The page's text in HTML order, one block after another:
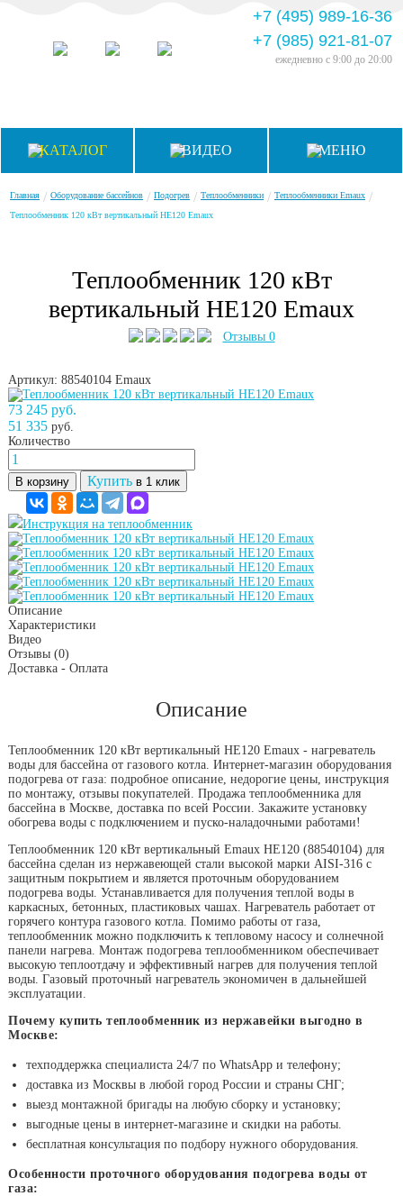
+7 (495) 989-16-36
+7 (985) 921-81-07
ежедневно с 9:00 до 20:00
КАТАЛОГ ВИДЕО МЕНЮ
Главная / Оборудование бассейнов / Подогрев / Теплообменники / Теплообменники Emaux /
Теплообменник 120 кВт вертикальный HE120 Emaux
Теплообменник 120 кВт
вертикальный HE120 Emaux
Отзывы 0
Артикул: 88540104 Emaux
73 245 руб.
51 335 руб.
Количество
В корзину Купить в 1 клик
Инструкция на теплообменник
Описание
Характеристики
Видео
Отзывы (0)
Доставка - Оплата
Описание
Теплообменник 120 кВт вертикальный HE120 Emaux - нагреватель
воды для бассейна от газового котла. Интернет-магазин оборудования
подогрева от газа: подробное описание, недорогие цены, инструкция
по монтажу, отзывы покупателей. Продажа теплообменника для
бассейна в Москве, доставка по всей России. Закажите установку
обогрева воды с подключением и пуско-наладочными работами!
Теплообменник 120 кВт вертикальный Emaux HЕ120 (88540104) для
бассейна сделан из нержавеющей стали высокой марки AISI-316 с
защитным покрытием и является проточным оборудованием
подогрева воды. Устанавливается для получения теплой воды в
каркасных, бетонных, пластиковых чашах. Нагреватель работает от
горячего контура газового котла. Помимо работы от газа,
теплообменник можно подключить к тепловому насосу и солнечной
панели нагрева. Монтаж подогрева теплообменником обеспечивает
высокую теплоотдачу и эффективный нагрев для получения теплой
воды. Газовый проточный нагреватель экономичен в дальнейшей
эксплуатации.
Почему купить теплообменник из нержавейки выгодно в
Москве:
техподдержка специалиста 24/7 по WhatsApp и телефону;
доставка из Москвы в любой город России и страны СНГ;
выезд монтажной бригады на любую сборку и установку;
выгодные цены в интернет-магазине и скидки на работы.
бесплатная консультация по подбору нужного оборудования.
Особенности проточного оборудования подогрева воды от
газа: